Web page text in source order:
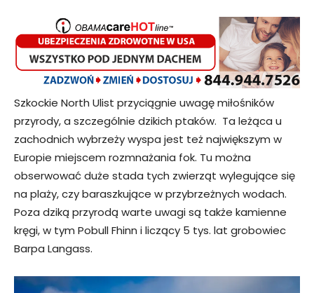
Szkockie North Ulist przyciągnie uwagę miłośników
przyrody, a szczególnie dzikich ptaków. Ta leżąca u
zachodnich wybrzeży wyspa jest też największym w
Europie miejscem rozmnażania fok. Tu można
obserwować duże stada tych zwierząt wylegujące się
na plaży, czy baraszkujące w przybrzeżnych wodach.
Poza dziką przyrodą warte uwagi są także kamienne
kręgi, w tym Pobull Fhinn i liczący 5 tys. lat grobowiec
Barpa Langass.